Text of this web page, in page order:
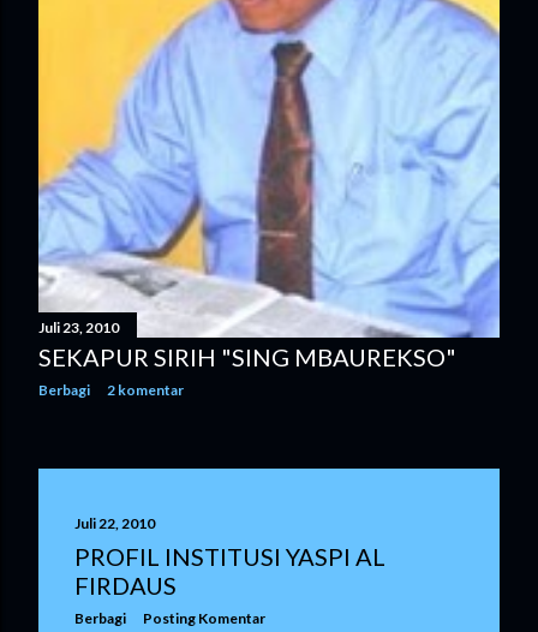
Juli 23, 2010
SEKAPUR SIRIH "SING MBAUREKSO"
Berbagi 2 komentar
Juli 22, 2010
PROFIL INSTITUSI YASPI AL
FIRDAUS
Berbagi Posting Komentar